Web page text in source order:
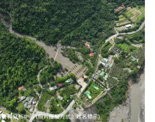
隊長吳佩城分享去年7月高雄三元鋰電
示，當時調動消防機器人與無人機，從
「我們總共花了84個小時火勢才完全熄
最困難之處在於，只要現場冷卻不足
的熱失控反應就會持續循環，導致殘
學反應抗衡的消耗戰。高雄三元鋰電池
級電池示範工廠，生產的鋰電池主要用
動跑車或直升機等。消防車行車紀錄
初僅是黑煙瀰漫